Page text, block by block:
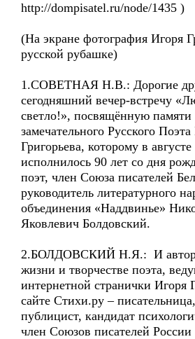
http://dompisatel.ru/node/1435 )
(На экране фотография Игоря
русской рубашке)
1.СОВЕТНАЯ Н.В.: Дорогие
сегодняшний вечер-встречу
светло!», посвящённую памяти
замечательного Русского
Григорьева, которому в августе
исполнилось 90 лет со дня
поэт, член Союза писателей
руководитель литературного
объединения «Наддвинье»
Яковлевич Болдовский.
2.БОЛДОВСКИЙ Н.Я.: И автор
жизни и творчестве поэта,
интернетной странички Игоря
сайте Стихи.ру –
публицист, кандидат
член Союзов писателей России